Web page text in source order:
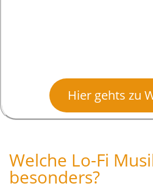
Hier gehts zu
Welche Lo-Fi
besonders?